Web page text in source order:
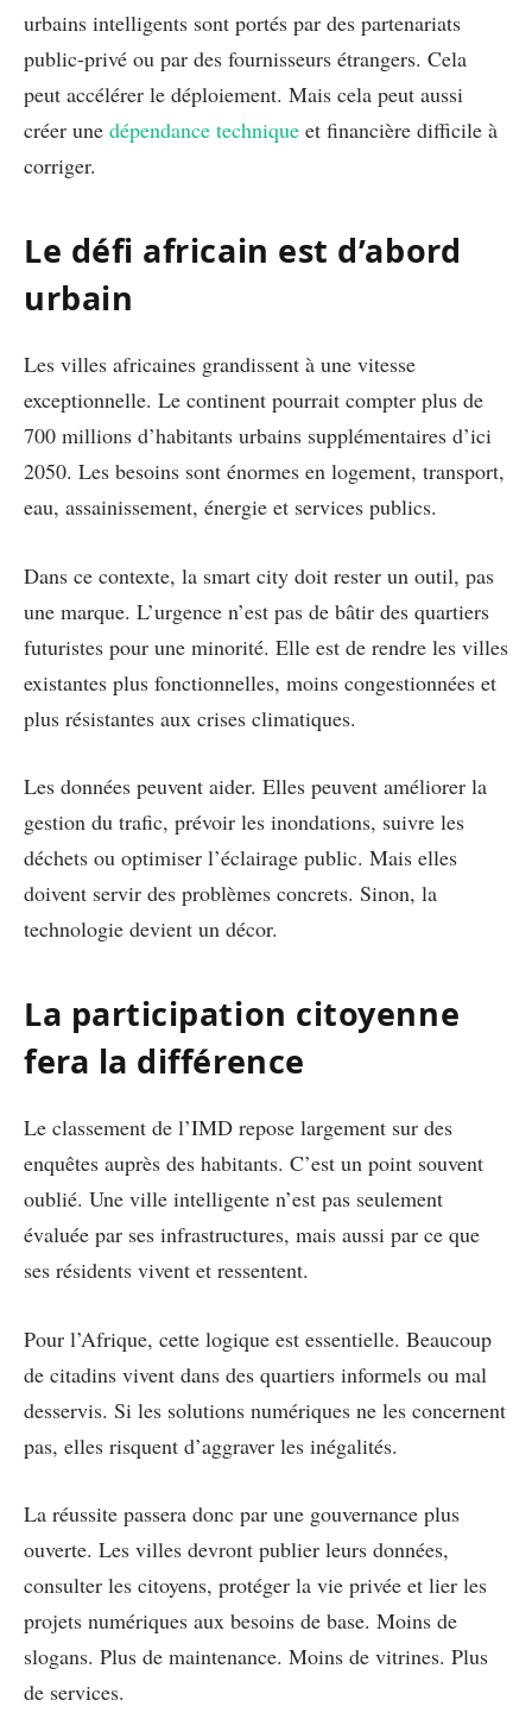
urbains intelligents sont portés par des partenariats
public-privé ou par des fournisseurs étrangers. Cela
peut accélérer le déploiement. Mais cela peut aussi
créer une dépendance technique et financière difficile à
corriger.
Le défi africain est d’abord
urbain
Les villes africaines grandissent à une vitesse
exceptionnelle. Le continent pourrait compter plus de
700 millions d’habitants urbains supplémentaires d’ici
2050. Les besoins sont énormes en logement, transport,
eau, assainissement, énergie et services publics.
Dans ce contexte, la smart city doit rester un outil, pas
une marque. L’urgence n’est pas de bâtir des quartiers
futuristes pour une minorité. Elle est de rendre les villes
existantes plus fonctionnelles, moins congestionnées et
plus résistantes aux crises climatiques.
Les données peuvent aider. Elles peuvent améliorer la
gestion du trafic, prévoir les inondations, suivre les
déchets ou optimiser l’éclairage public. Mais elles
doivent servir des problèmes concrets. Sinon, la
technologie devient un décor.
La participation citoyenne
fera la différence
Le classement de l’IMD repose largement sur des
enquêtes auprès des habitants. C’est un point souvent
oublié. Une ville intelligente n’est pas seulement
évaluée par ses infrastructures, mais aussi par ce que
ses résidents vivent et ressentent.
Pour l’Afrique, cette logique est essentielle. Beaucoup
de citadins vivent dans des quartiers informels ou mal
desservis. Si les solutions numériques ne les concernent
pas, elles risquent d’aggraver les inégalités.
La réussite passera donc par une gouvernance plus
ouverte. Les villes devront publier leurs données,
consulter les citoyens, protéger la vie privée et lier les
projets numériques aux besoins de base. Moins de
slogans. Plus de maintenance. Moins de vitrines. Plus
de services.